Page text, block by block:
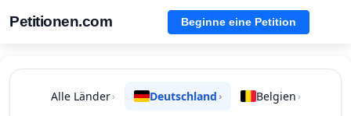
Petitionen.com Beginne eine Petition
Alle Länder› Deutschland › Belgien ›